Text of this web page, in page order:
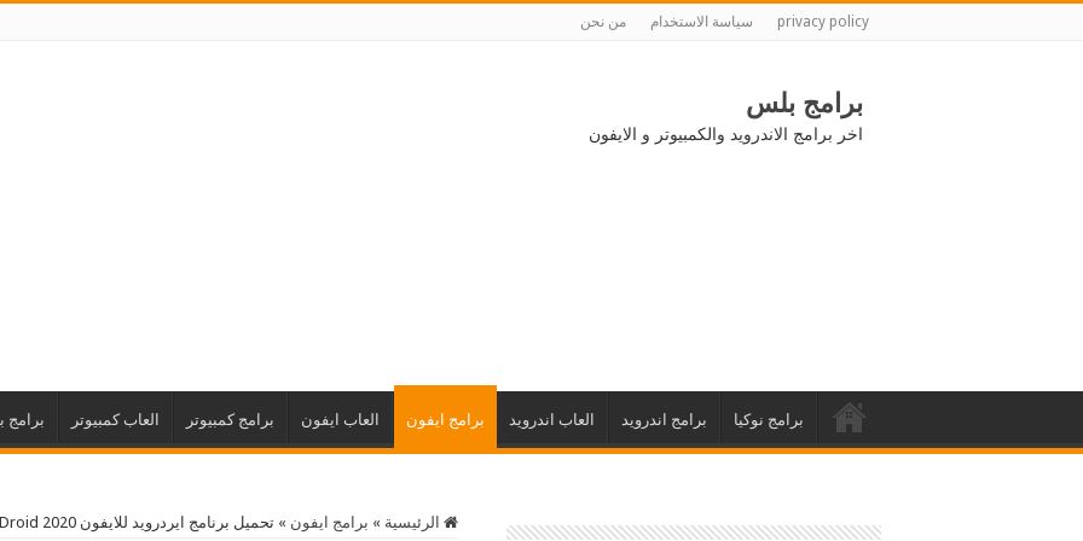
privacy policy سياسة الاستخدام من نحن
برامج بلس
اخر برامج الاندرويد والكمبيوتر و الايفون
برامج نوكيا برامج اندرويد العاب اندرويد برامج ايفون العاب ايفون برامج كمبيوتر العاب كمبيوتر برامج
الرئيسية » برامج ايفون » تحميل برنامج ايردرويد للايفون 2020 AirDroid للوصول الى الملفات